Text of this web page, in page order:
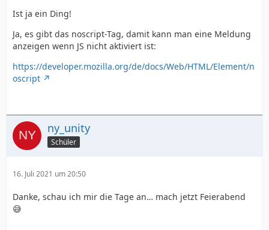
Ist ja ein Ding!
Ja, es gibt das noscript-Tag, damit kann man eine Meldung
anzeigen wenn JS nicht aktiviert ist:
https://developer.mozilla.org/de/docs/Web/HTML/Element/n
oscript
ny_unity
Schüler
16. Juli 2021 um 20:50
Danke, schau ich mir die Tage an… mach jetzt Feierabend
😅